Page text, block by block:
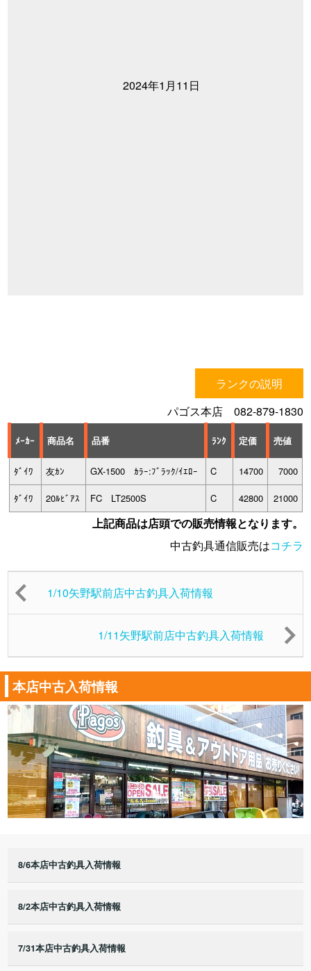
2024年1月11日
ランクの説明
パゴス本店 082-879-1830
ﾒｰｶｰ 商品名 品番 ﾗﾝｸ 定価 売値
ﾀﾞｲﾜ 友ｶﾝ GX-1500 ｶﾗｰ:ﾌﾞﾗｯｸ/ｲｴﾛｰ C 14700 7000
ﾀﾞｲﾜ 20ﾙﾋﾞｱｽ FC LT2500S C 42800 21000
上記商品は店頭での販売情報となります。
中古釣具通信販売はコチラ
1/10矢野駅前店中古釣具入荷情報
1/11矢野駅前店中古釣具入荷情報
本店中古入荷情報
8/6本店中古釣具入荷情報
8/2本店中古釣具入荷情報
7/31本店中古釣具入荷情報